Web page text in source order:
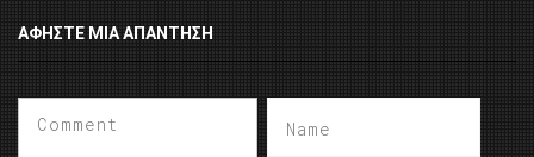
ΑΦΉΣΤΕ ΜΙΑ ΑΠΆΝΤΗΣΗ